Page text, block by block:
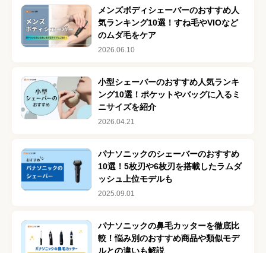
メンズボディシェーバーのおすすめ人
気ランキング10選！すね毛やVIOなど
のムダ毛をケア
2026.06.10
小型シェーバーのおすすめ人気ランキ
ング10選！ポケットやバッグに入るミ
ニサイズを紹介
2026.04.21
パナソニックのシェーバーのおすすめ
10選！5枚刃や6枚刃を搭載したラムダ
ッシュ上位モデルも
2025.09.01
パナソニックの鼻毛カッターを徹底比
較！悩み別のおすすめ商品や類似モデ
ルとの違いも解説